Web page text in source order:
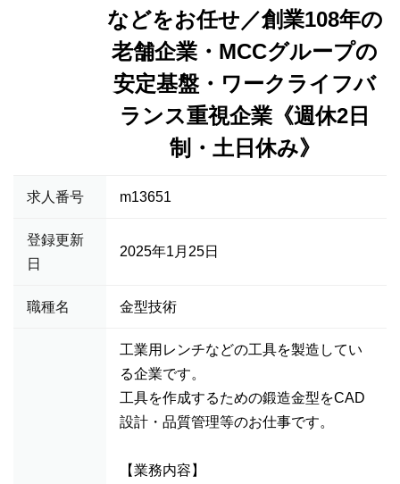
などをお任せ／創業108年の
老舗企業・MCCグループの
安定基盤・ワークライフバ
ランス重視企業《週休2日
制・土日休み》
求人番号 m13651
登録更新
日
2025年1月25日
職種名 金型技術
工業用レンチなどの工具を製造してい
る企業です。
工具を作成するための鍛造金型をCAD
設計・品質管理等のお仕事です。
【業務内容】